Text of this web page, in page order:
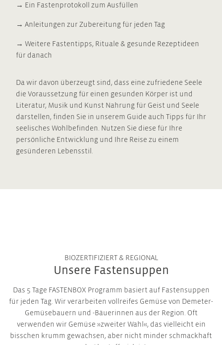
‭→ Ein Fastenprotokoll zum Ausfüllen
‭→ Anleitungen zur Zubereitung für jeden Tag
‭→ Weitere Fastentipps, Rituale & gesunde Rezeptideen
für danach
Da wir davon überzeugt sind, dass eine zufriedene Seele
die Voraussetzung für einen gesunden Körper ist und
Literatur, Musik und Kunst Nahrung für Geist und Seele
darstellen, finden Sie in unserem Guide auch Tipps für Ihr
seelisches Wohlbefinden. Nutzen Sie diese für Ihre
persönliche Entwicklung und Ihre Reise zu einem
gesünderen Lebensstil.
BIOZERTIFIZIERT & REGIONAL
Unsere Fastensuppen
Das 5 Tage FASTENBOX Programm basiert auf Fastensuppen
für jeden Tag. Wir verarbeiten vollreifes Gemüse von Demeter-
Gemüsebauern und -Bäuerinnen aus der Region. Oft
verwenden wir Gemüse »zweiter Wahl«, das vielleicht ein
bisschen krumm gewachsen, aber nicht minder schmackhaft